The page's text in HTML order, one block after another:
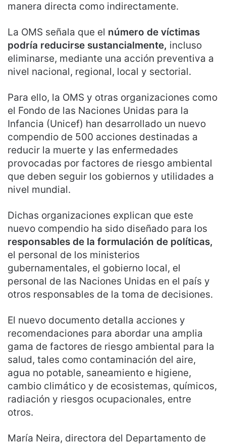
manera directa como indirectamente.
La OMS señala que el número de víctimas
podría reducirse sustancialmente, incluso
eliminarse, mediante una acción preventiva a
nivel nacional, regional, local y sectorial.
Para ello, la OMS y otras organizaciones como
el Fondo de las Naciones Unidas para la
Infancia (Unicef) han desarrollado un nuevo
compendio de 500 acciones destinadas a
reducir la muerte y las enfermedades
provocadas por factores de riesgo ambiental
que deben seguir los gobiernos y utilidades a
nivel mundial.
Dichas organizaciones explican que este
nuevo compendio ha sido diseñado para los
responsables de la formulación de políticas,
el personal de los ministerios
gubernamentales, el gobierno local, el
personal de las Naciones Unidas en el país y
otros responsables de la toma de decisiones.
El nuevo documento detalla acciones y
recomendaciones para abordar una amplia
gama de factores de riesgo ambiental para la
salud, tales como contaminación del aire,
agua no potable, saneamiento e higiene,
cambio climático y de ecosistemas, químicos,
radiación y riesgos ocupacionales, entre
otros.
María Neira, directora del Departamento de